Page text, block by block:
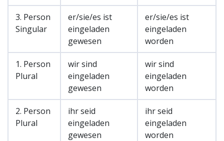
3. Person
Singular
er/sie/es ist
eingeladen
gewesen
er/sie/es ist
eingeladen
worden
1. Person
Plural
wir sind
eingeladen
gewesen
wir sind
eingeladen
worden
2. Person
Plural
ihr seid
eingeladen
gewesen
ihr seid
eingeladen
worden